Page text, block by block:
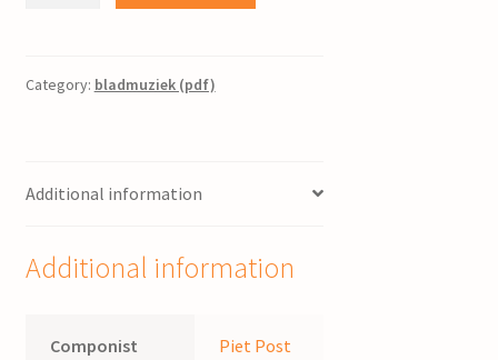
en
Piet
Category: bladmuziek (pdf)
Additional information
Additional information
Componist Piet Post